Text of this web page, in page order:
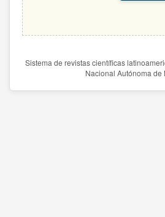
Sistema de revistas científicas
Nacional Autónoma de